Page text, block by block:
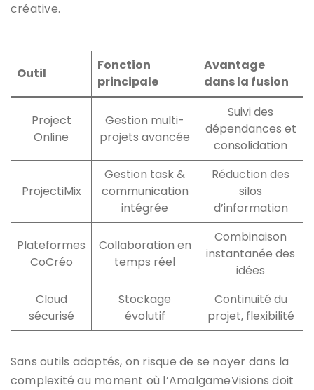
créative.
Outil
Fonction
principale
Avantage
dans la fusion
Project
Online
Gestion multi-
projets avancée
Suivi des
dépendances et
consolidation
ProjectiMix
Gestion task &
communication
intégrée
Réduction des
silos
d’information
Plateformes
CoCréo
Collaboration en
temps réel
Combinaison
instantanée des
idées
Cloud
sécurisé
Stockage
évolutif
Continuité du
projet, flexibilité
Sans outils adaptés, on risque de se noyer dans la
complexité au moment où l’AmalgameVisions doit